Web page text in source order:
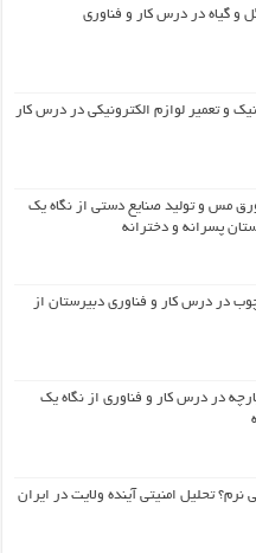
و گیاه در درس کار و فناوری
و تعمیر لوازم الکترونیکی در درس کار
مس و تولید صنایع دستی از نگاه یک
پسرانه و دخترانه
در درس کار و فناوری دبیرستان از
در درس کار و فناوری از نگاه یک
نرم؟ تحلیل امنیتی آینده ولایت در ایران